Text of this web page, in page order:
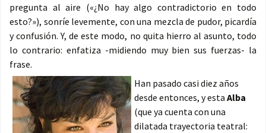
pregunta al aire («¿No hay algo contradictorio en todo
esto?»), sonríe levemente, con una mezcla de pudor, picardía
y confusión. Y, de este modo, no quita hierro al asunto, todo
lo contrario: enfatiza -midiendo muy bien sus fuerzas- la
frase.
Han pasado casi diez años
desde entonces, y esta Alba
(que ya cuenta con una
dilatada trayectoria teatral: